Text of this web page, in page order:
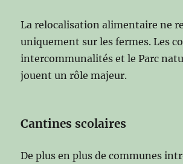
La relocalisation alimentaire ne
uniquement sur les fermes. Les
intercommunalités et le Parc
jouent un rôle majeur.
Cantines scolaires
De plus en plus de communes